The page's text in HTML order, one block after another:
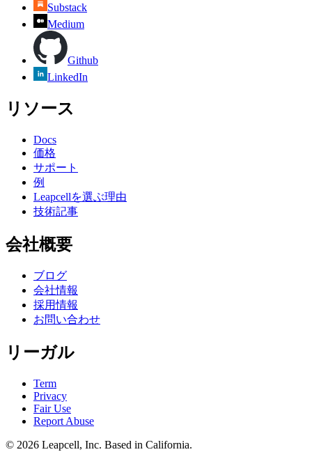
Substack
Medium
Github
LinkedIn
リソース
Docs
価格
サポート
例
Leapcellを選ぶ理由
技術記事
会社概要
ブログ
会社情報
採用情報
お問い合わせ
リーガル
Term
Privacy
Fair Use
Report Abuse
© 2026 Leapcell, Inc. Based in California.